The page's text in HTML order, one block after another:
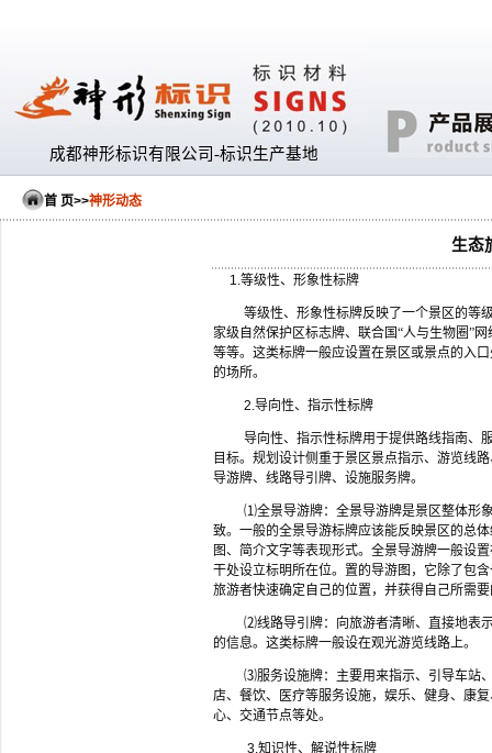
成都神形标识有限公司-标识生产基地
首 页>>神形动态
生态
1.等级性、形象性标牌
等级性、形象性标牌反映了一个景区的等
家级自然保护区标志牌、联合国“人与生物圈”
等等。这类标牌一般应设置在景区或景点的入
的场所。
2.导向性、指示性标牌
导向性、指示性标牌用于提供路线指南、
目标。规划设计侧重于景区景点指示、游览线
导游牌、线路导引牌、设施服务牌。
⑴全景导游牌：全景导游牌是景区整体形
致。一般的全景导游标牌应该能反映景区的总
图、简介文字等表现形式。全景导游牌一般设
干处设立标明所在位。置的导游图，它除了包
旅游者快速确定自己的位置，并获得自己所需
⑵线路导引牌：向旅游者清晰、直接地表
的信息。这类标牌一般设在观光游览线路上。
⑶服务设施牌：主要用来指示、引导车站
店、餐饮、医疗等服务设施，娱乐、健身、康
心、交通节点等处。
3.知识性、解说性标牌